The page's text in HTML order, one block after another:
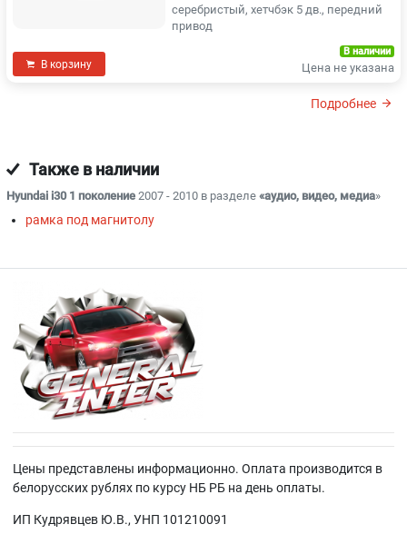
серебристый, хетчбэк 5 дв., передний
привод
В корзину
В наличии
Цена не указана
Подробнее
Также в наличии
Hyundai i30 1 поколение 2007 - 2010 в разделе «аудио, видео, медиа»
рамка под магнитолу
Цены представлены информационно. Оплата производится в
белорусских рублях по курсу НБ РБ на день оплаты.
ИП Кудрявцев Ю.В., УНП 101210091